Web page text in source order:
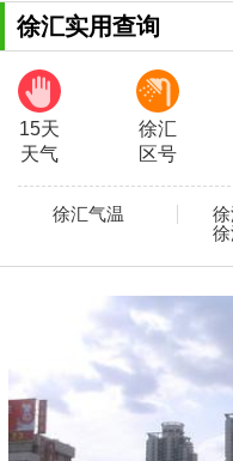
徐汇实用查询
15天
天气
徐汇
区号
徐汇气温